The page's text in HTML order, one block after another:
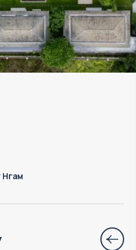
Нгам